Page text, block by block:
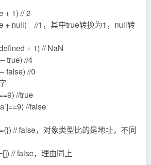
+ 1) // 2
+ null) //1，其中true转换为1，null转
+ 1) // NaN
true) //4
false) //0
//true
//false
// false，对象类型比的是地址，不同
// false，理由同上